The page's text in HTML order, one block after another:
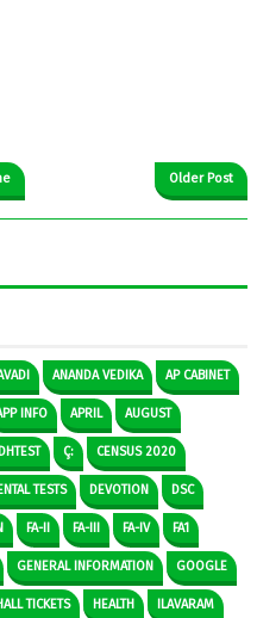
Older Post
ANANDA VEDIKA AP CABINET
INFO APRIL AUGUST
Ç: CENSUS 2020
TESTS DEVOTION DSC
FA-II FA-III FA-IV FA1
GENERAL INFORMATION GOOGLE
TICKETS HEALTH ILAVARAM